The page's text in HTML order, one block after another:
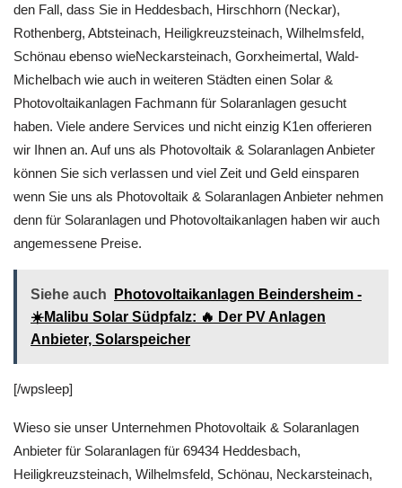
den Fall, dass Sie in Heddesbach, Hirschhorn (Neckar),
Rothenberg, Abtsteinach, Heiligkreuzsteinach, Wilhelmsfeld,
Schönau ebenso wieNeckarsteinach, Gorxheimertal, Wald-
Michelbach wie auch in weiteren Städten einen Solar &
Photovoltaikanlagen Fachmann für Solaranlagen gesucht
haben. Viele andere Services und nicht einzig K1en offerieren
wir Ihnen an. Auf uns als Photovoltaik & Solaranlagen Anbieter
können Sie sich verlassen und viel Zeit und Geld einsparen
wenn Sie uns als Photovoltaik & Solaranlagen Anbieter nehmen
denn für Solaranlagen und Photovoltaikanlagen haben wir auch
angemessene Preise.
Siehe auch
Photovoltaikanlagen Beindersheim -
☀️Malibu Solar Südpfalz: 🔥 Der PV Anlagen
Anbieter, Solarspeicher
[/wpsleep]
Wieso sie unser Unternehmen Photovoltaik & Solaranlagen
Anbieter für Solaranlagen für 69434 Heddesbach,
Heiligkreuzsteinach, Wilhelmsfeld, Schönau, Neckarsteinach,